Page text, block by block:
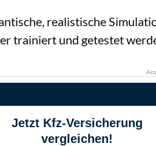
realistische
trainiert und getestet
Jetzt Kfz-Versicherung
vergleichen!